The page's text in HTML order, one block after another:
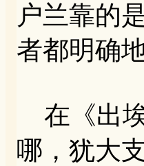
户兰靠的
者都明确
在《出
哪，犹大